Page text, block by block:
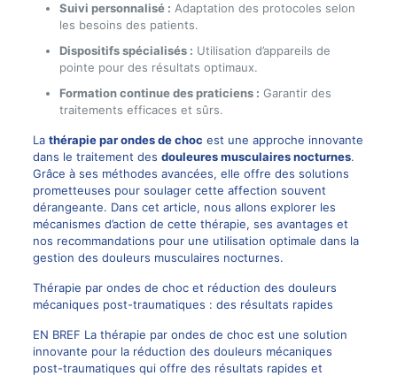
Suivi personnalisé : Adaptation des protocoles selon
les besoins des patients.
Dispositifs spécialisés : Utilisation d’appareils de
pointe pour des résultats optimaux.
Formation continue des praticiens : Garantir des
traitements efficaces et sûrs.
La thérapie par ondes de choc est une approche innovante
dans le traitement des douleures musculaires nocturnes.
Grâce à ses méthodes avancées, elle offre des solutions
prometteuses pour soulager cette affection souvent
dérangeante. Dans cet article, nous allons explorer les
mécanismes d’action de cette thérapie, ses avantages et
nos recommandations pour une utilisation optimale dans la
gestion des douleurs musculaires nocturnes.
Thérapie par ondes de choc et réduction des douleurs
mécaniques post-traumatiques : des résultats rapides
EN BREF La thérapie par ondes de choc est une solution
innovante pour la réduction des douleurs mécaniques
post-traumatiques qui offre des résultats rapides et